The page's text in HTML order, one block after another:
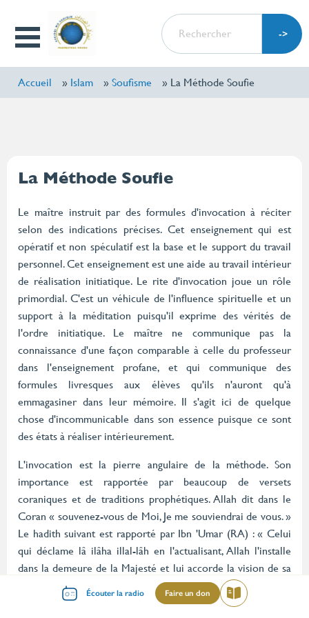
contenu
Open
Menu
RECHERCHER
Accueil Islam Soufisme La Méthode Soufie
La Méthode Soufie
Le maître instruit par des formules d'invocation à réciter
selon des indications précises. Cet enseignement qui est
opératif et non spéculatif est la base et le support du travail
personnel. Cet enseignement est une aide au travail intérieur
de réalisation initiatique. Le rite d'invocation joue un rôle
primordial. C'est un véhicule de l'influence spirituelle et un
support à la méditation puisqu'il exprime des vérités de
l'ordre initiatique. Le maître ne communique pas la
connaissance d'une façon comparable à celle du professeur
dans l'enseignement profane, et qui communique des
formules livresques aux élèves qu'ils n'auront qu'à
emmagasiner dans leur mémoire. Il s'agit ici de quelque
chose d'incommunicable dans son essence puisque ce sont
des états à réaliser intérieurement.
L'invocation est la pierre angulaire de la méthode. Son
importance est rapportée par beaucoup de versets
coraniques et de traditions prophétiques. Allah dit dans le
Coran « souvenez-vous de Moi, Je me souviendrai de vous. »
Le hadith suivant est rapporté par Ibn 'Umar (RA) : « Celui
qui déclame lâ ilâha illal-lâh en l'actualisant, Allah l'installe
dans la demeure de la Majesté et lui accorde la vision de sa
Face. » D'après le Prophète (SAS) « le cœur rouille comme
le fer ; l'invocation (zikr) l'en débarrasse, à l'image du feu par
Écouter la radio Faire un don Lire